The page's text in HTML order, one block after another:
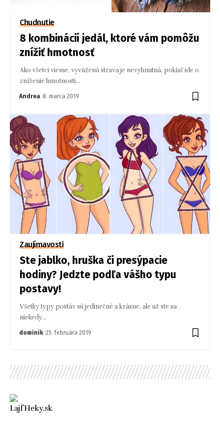
Chudnutie
8 kombinácií jedál, ktoré vám pomôžu
znížiť hmotnosť
Ako všetci vieme, vyvážená strava je nevyhnutná, pokiaľ ide o
zníženie hmotnosti…
Andrea 8. marca 2019
Zaujímavosti
Ste jablko, hruška či presýpacie
hodiny? Jedzte podľa vášho typu
postavy!
Všetky typy postáv sú jedinečné a krásne, ale už ste sa
niekedy…
dominik 25. februára 2019